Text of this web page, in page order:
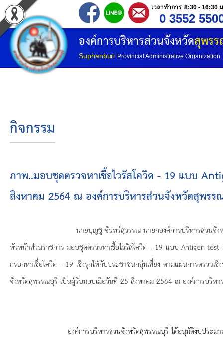
เวลาทำการ 8:30 - 16:30
0 3552
องค์การบริหารส่วนจังหวัดสุพร
Suphanburi Provincial Administrative Organization
หน้าแรก
ประวัติ อบจ
โครงสร้างองค์กร
โครงสร้างการแบ่งส่วนราชการ
วิสัยทัศน์
ยุทธศาสตร์การพัฒนา
ประวัตินายก
รายการ อบจ.สัมพันธ์
กิจกรรม
ภาพ..มอบชุดตรวจหาเชื้อไวรัสโควิด - 19 แบบ
สิงหาคม 2564 ณ องค์การบริหารส่วนจังหวัดสุพรร
นายบุญชู จันทร์สุวรรณ นายกองค์การบริหารส่วนจังหวัดสุพรร
หัวหน้าส่วนราชการ มอบชุดตรวจหาเชื้อไวรัสโควิด - 19 แบบ Antigen test
กรอกหาเชื้อโควิด - 19 เชิงรุกให้กับประชาชนกลุ่มเสี่ยง ตามแผนการตรว
จังหวัดสุพรรณบุรี เป็นผู้รับมอบเมื่อวันที่ 25 สิงหาคม 2564 ณ องค์การบริห
องค์การบริหารส่วนจังหวัดสุพรรณบุรี ได้อนุมัติงบประมาณจัด